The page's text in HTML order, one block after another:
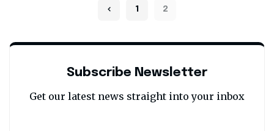
1 2
Subscribe Newsletter
Get our latest news straight into your inbox